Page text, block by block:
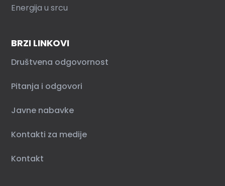
Energija u srcu
BRZI LINKOVI
Društvena odgovornost
Pitanja i odgovori
Javne nabavke
Kontakti za medije
Kontakt